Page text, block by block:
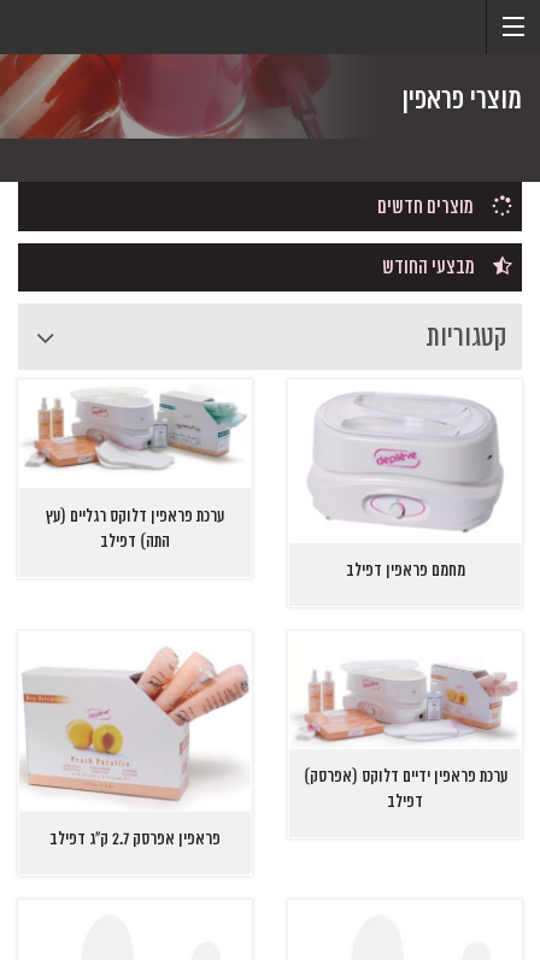
מוצרי פראפין
מוצרים חדשים
מבצעי החודש
קטגוריות
מחמם פראפין דפילב
ערכת פראפין דלוקס רגליים (עץ
התה) דפילב
ערכת פראפין ידיים דלוקס (אפרסק)
דפילב
פראפין אפרסק 2.7 ק"ג דפילב